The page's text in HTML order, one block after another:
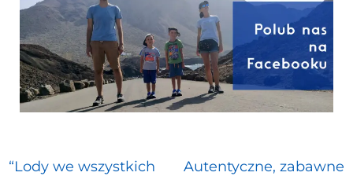
“Lody we wszystkich
Autentyczne, zabawne